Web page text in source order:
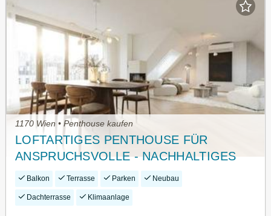
1170 Wien • Penthouse kaufen
LOFTARTIGES PENTHOUSE FÜR
ANSPRUCHSVOLLE - NACHHALTIGES
WOHNEN MIT WEITBLICK
Balkon Terrasse Parken Neubau
Dachterrasse Klimaanlage